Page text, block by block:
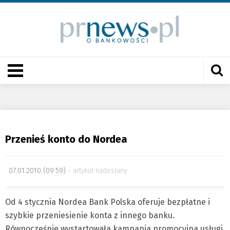
Przenieś konto do Nordea
07.01.2010 (09:59) artykuł nadesłany
Od 4 stycznia Nordea Bank Polska oferuje bezpłatne i
szybkie przeniesienie konta z innego banku.